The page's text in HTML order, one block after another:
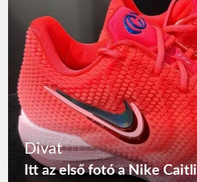
Divat
Itt az első fotó a Nike